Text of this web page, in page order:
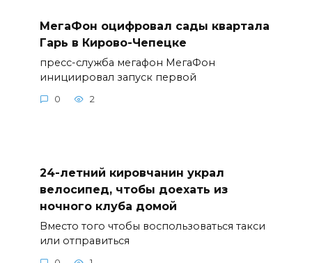
МегаФон оцифровал сады квартала
Гарь в Кирово-Чепецке
пресс-служба мегафон МегаФон
инициировал запуск первой
0 2
24-летний кировчанин украл
велосипед, чтобы доехать из
ночного клуба домой
Вместо того чтобы воспользоваться такси
или отправиться